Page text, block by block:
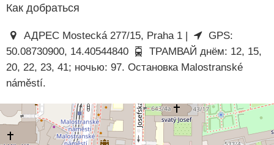
Как добраться
АДРЕС Mostecká 277/15, Praha 1 |
GPS:
50.08730900, 14.40544840
ТРАМВАЙ днём: 12, 15,
20, 22, 23, 41; ночью: 97. Остановка Malostranské
náměstí.